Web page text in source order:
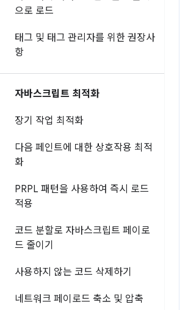
으로 로드
태그 및 태그 관리자를 위한 권장사
항
자바스크립트 최적화
장기 작업 최적화
다음 페인트에 대한 상호작용 최적
화
PRPL 패턴을 사용하여 즉시 로드
적용
코드 분할로 자바스크립트 페이로
드 줄이기
사용하지 않는 코드 삭제하기
네트워크 페이로드 축소 및 압축